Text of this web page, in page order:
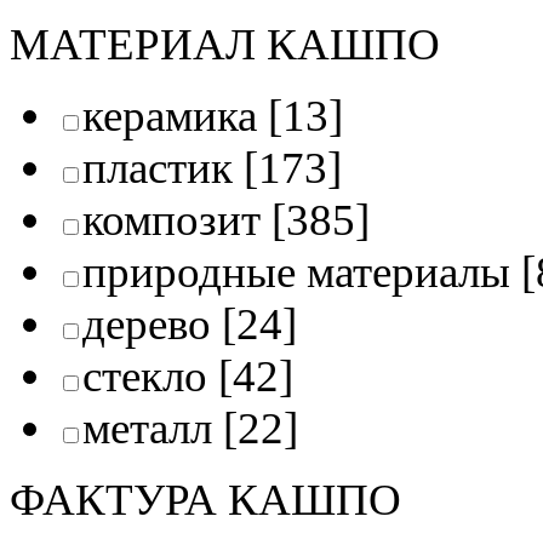
МАТЕРИАЛ КАШПО
керамика [13]
пластик [173]
композит [385]
природные материалы
дерево [24]
стекло [42]
металл [22]
ФАКТУРА КАШПО